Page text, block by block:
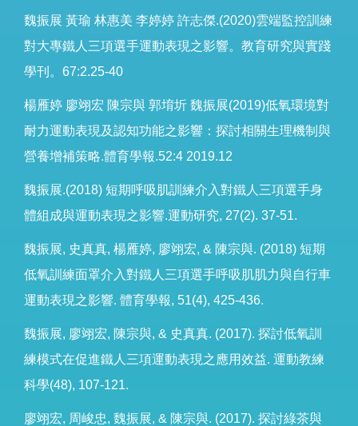
魏振展 黃瑜 林惠美 李婷婷 許志傑.(2020)雲端監控訓練
對大專鐵人三項選手運動表現之影響。教育研究與實踐
學刊。67:2.25-40
楊雁婷 廖翊宏 陳宗與 郭堉圻 魏振展(2019)低氧環境對
耐力運動表現及認知功能之影響：探討相關生理機制與
營養增補策略.體育學報.52:4 2019.12
魏振展.(2018) 短期呼吸肌訓練介入對鐵人三項選手身
體組成與運動表現之影響.運動研究, 27(2). 37-51.
魏振展, 史真真, 楊雁婷, 廖翊宏, & 陳宗與. (2018) 短期
低氧訓練面罩介入對鐵人三項選手呼吸肌肌力與自行車
運動表現之影響. 體育學報, 51(4), 425-436.
魏振展, 廖翊宏, 陳宗與, & 史真真. (2017). 探討低氧訓
練模式在促進鐵人三項運動表現之應用效益. 運動教練
科學(48), 107-121.
廖翊宏, 周峻忠, 魏振展, & 陳宗與. (2017). 探討綠茶與